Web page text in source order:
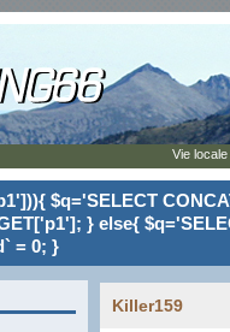
$q='SELECT
} else{
= 0; }
Killer159
Vie